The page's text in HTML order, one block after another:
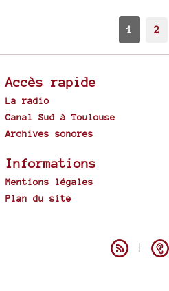
1 2
Accès rapide
La radio
Canal Sud à Toulouse
Archives sonores
Informations
Mentions légales
Plan du site
|